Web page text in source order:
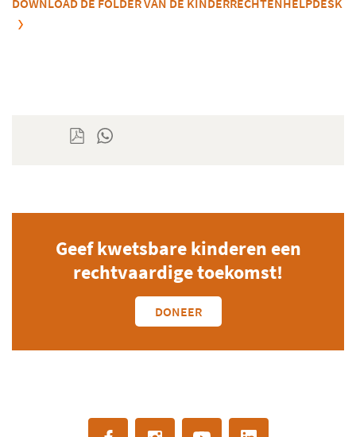
DOWNLOAD DE FOLDER VAN DE KINDERRECHTENHELPDESK
Geef kwetsbare kinderen een
rechtvaardige toekomst!
DONEER